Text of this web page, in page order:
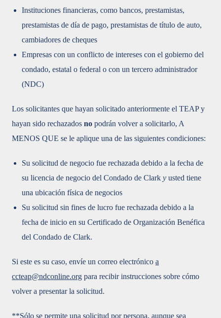
Instituciones financieras, como bancos, prestamistas,
prestamistas de día de pago, prestamistas de título de auto,
cambiadores de cheques
Empresas con un conflicto de intereses con el gobierno del
condado, estatal o federal o con un tercero administrador
(NDC)
Los solicitantes que hayan solicitado anteriormente el TEAP y
hayan sido rechazados no podrán volver a solicitarlo, A
MENOS QUE se le aplique una de las siguientes condiciones:
Su solicitud de negocio fue rechazada debido a la fecha de
su licencia de negocio del Condado de Clark y usted tiene
una ubicación física de negocios
Su solicitud sin fines de lucro fue rechazada debido a la
fecha de inicio en su Certificado de Organización Benéfica
del Condado de Clark.
Si este es su caso, envíe un correo electrónico a
ccteap@ndconline.org para recibir instrucciones sobre cómo
volver a presentar la solicitud.
**Sólo se permite una solicitud por persona, aunque sea